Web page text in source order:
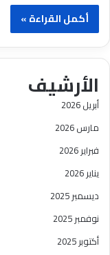
أكمل القراءة »
الأرشيف
أبريل 2026
مارس 2026
فبراير 2026
يناير 2026
ديسمبر 2025
نوفمبر 2025
أكتوبر 2025